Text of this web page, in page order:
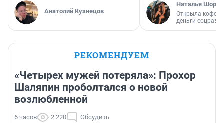
Анатолий Кузнецов
Наталья
Открыла
деньги
РЕКОМЕНДУЕМ
«Четырех мужей потеряла»: Прохор
Шаляпин проболтался о новой
возлюбленной
6 часов 2 220 Обсудить